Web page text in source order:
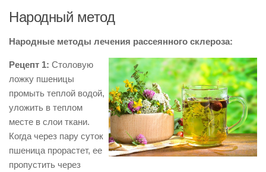
Народный метод
Народные методы лечения рассеянного склероза:
Рецепт 1: Столовую
ложку пшеницы
промыть теплой водой,
уложить в теплом
месте в слои ткани.
Когда через пару суток
пшеница прорастет, ее
пропустить через